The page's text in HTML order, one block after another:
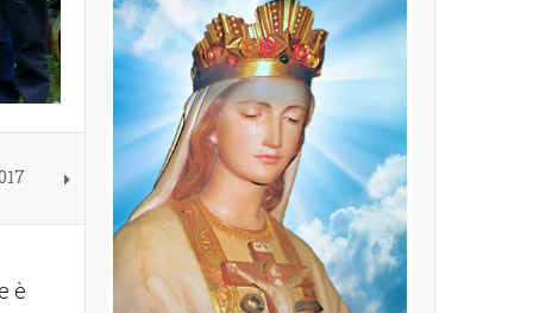
è
Berthier MS
(24.02.1846 - 16.10.1908) Fondatore
della Congregazione dei Missionari
della Sacra Famiglia
LEGGI PIÙ